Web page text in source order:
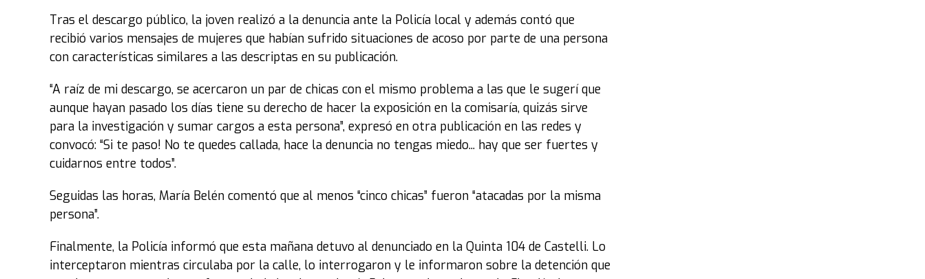
Tras el descargo público, la joven realizó a la denuncia ante la Policía local y además contó que
recibió varios mensajes de mujeres que habían sufrido situaciones de acoso por parte de una persona
con características similares a las descriptas en su publicación.
“A raíz de mi descargo, se acercaron un par de chicas con el mismo problema a las que le sugerí que
aunque hayan pasado los días tiene su derecho de hacer la exposición en la comisaría, quizás sirve
para la investigación y sumar cargos a esta persona”, expresó en otra publicación en las redes y
convocó: “Si te paso! No te quedes callada, hace la denuncia no tengas miedo... hay que ser fuertes y
cuidarnos entre todos”.
Seguidas las horas, María Belén comentó que al menos “cinco chicas” fueron “atacadas por la misma
persona”.
Finalmente, la Policía informó que esta mañana detuvo al denunciado en la Quinta 104 de Castelli. Lo
interceptaron mientras circulaba por la calle, lo interrogaron y le informaron sobre la detención que